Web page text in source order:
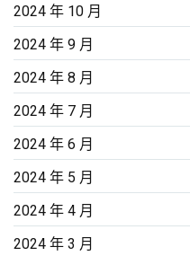
2024 年 10 月
2024 年 9 月
2024 年 8 月
2024 年 7 月
2024 年 6 月
2024 年 5 月
2024 年 4 月
2024 年 3 月